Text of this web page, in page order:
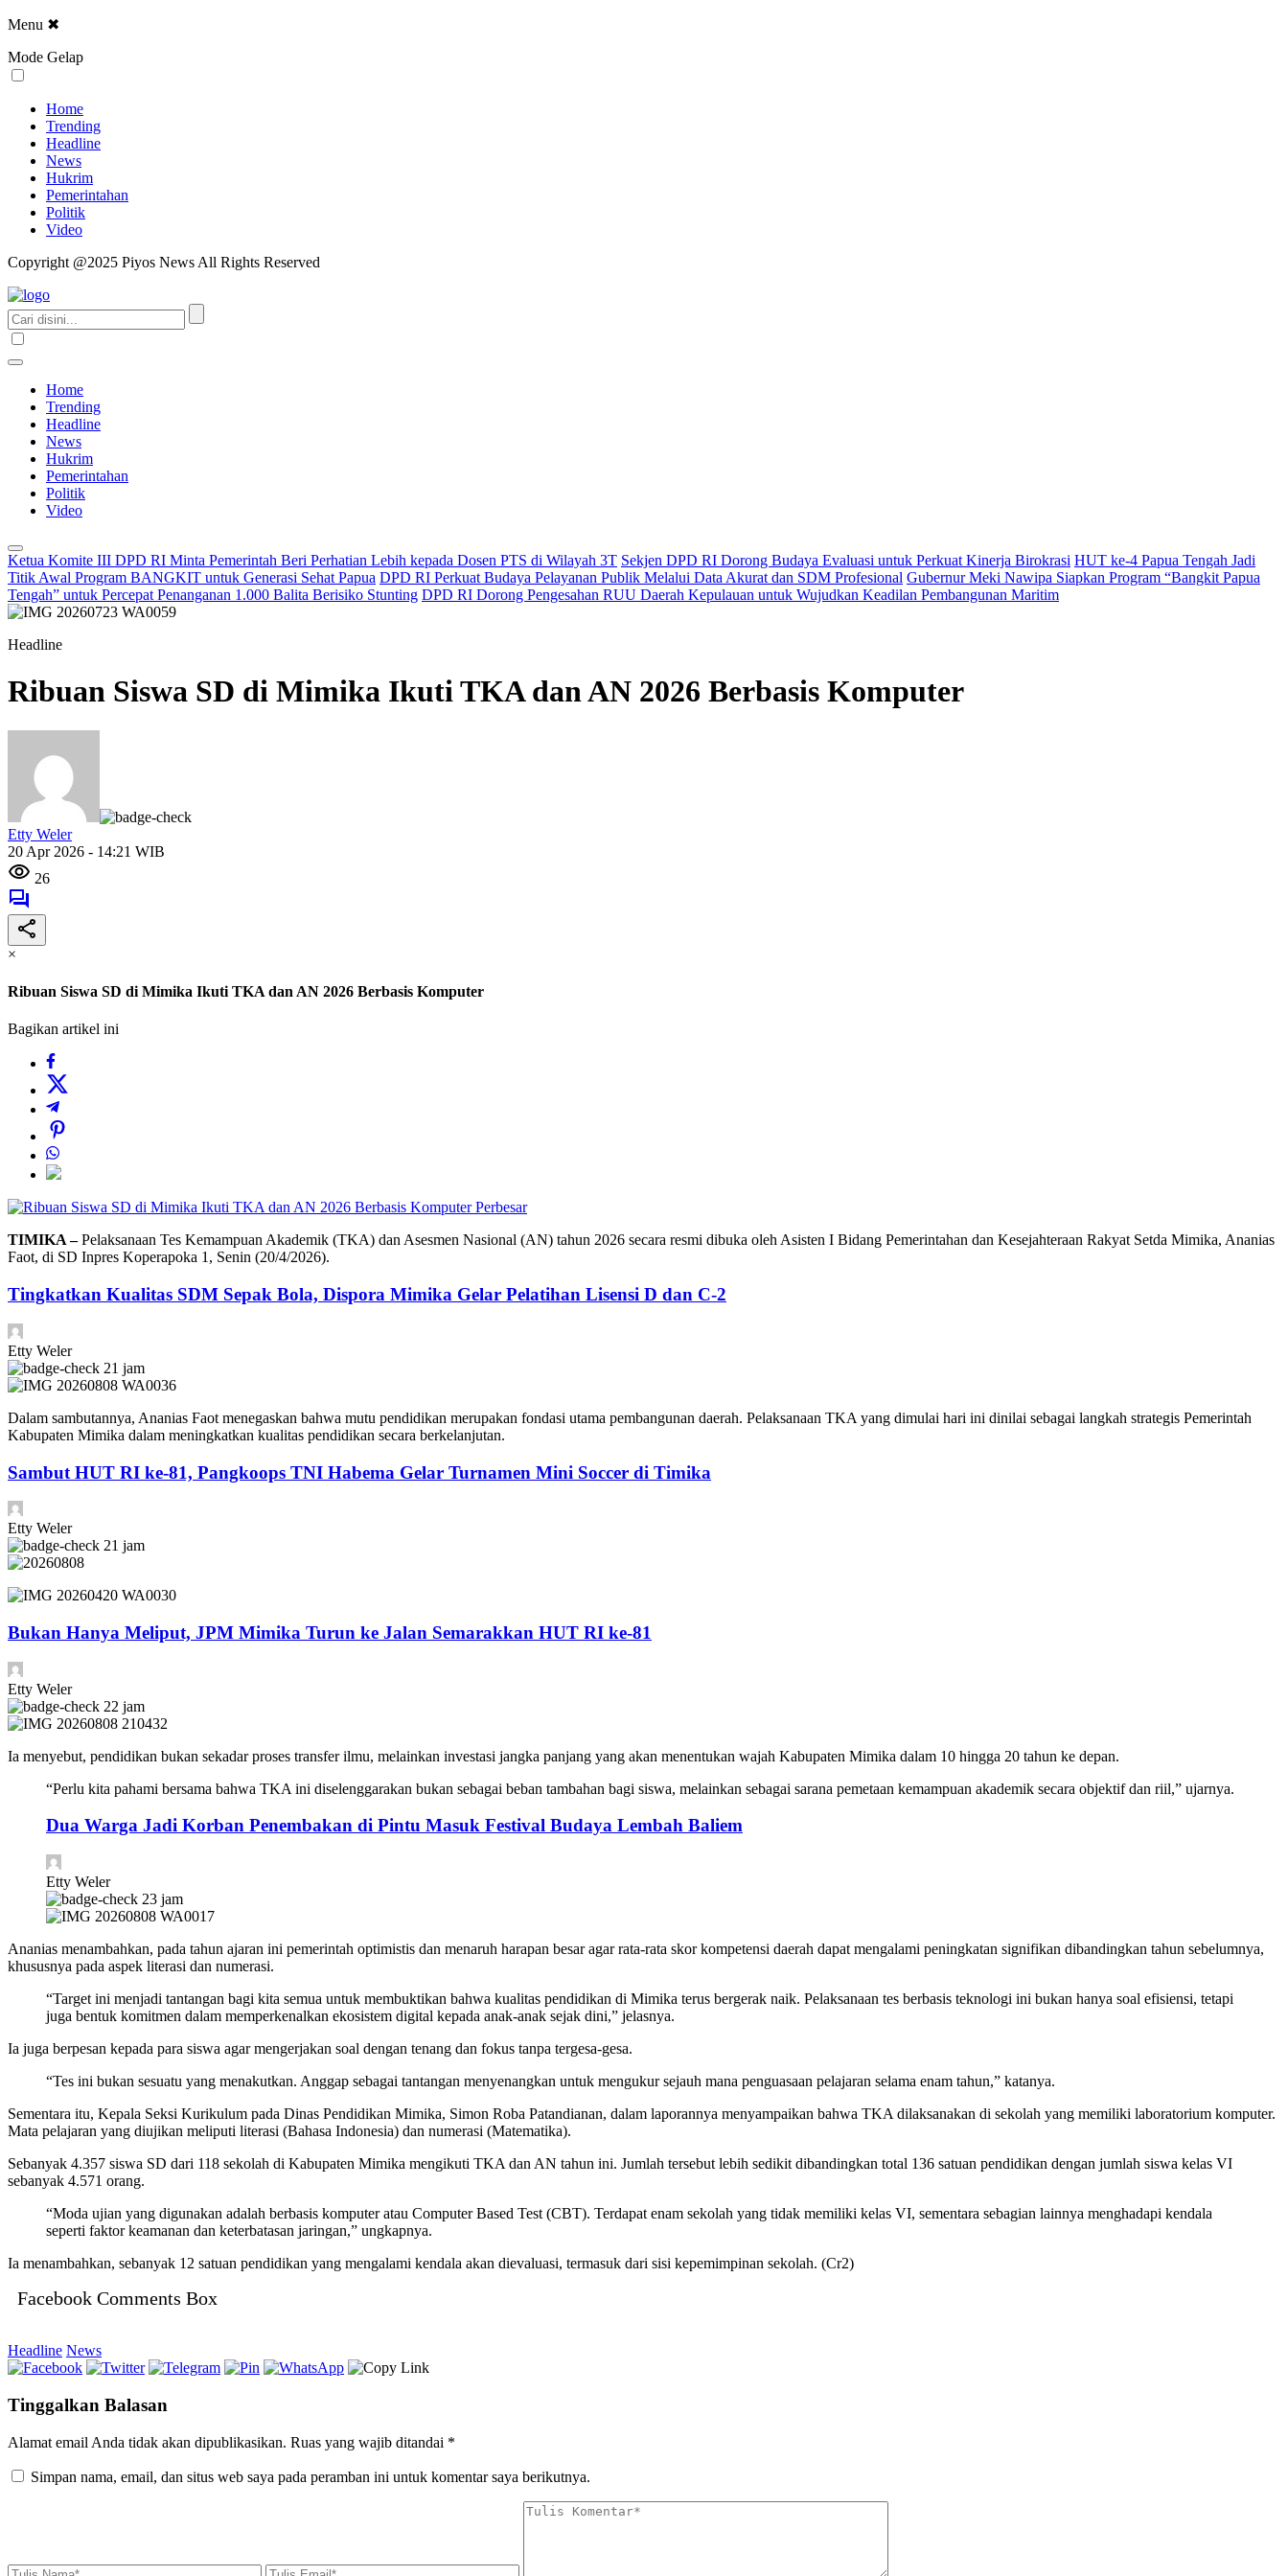
Menu ✖
Mode Gelap
Home
Trending
Headline
News
Hukrim
Pemerintahan
Politik
Video
Copyright @2025 Piyos News All Rights Reserved
Home
Trending
Headline
News
Hukrim
Pemerintahan
Politik
Video
Ketua Komite III DPD RI Minta Pemerintah Beri Perhatian Lebih kepada Dosen PTS di Wilayah 3T Sekjen DPD RI Dorong Budaya Evaluasi untuk Perkuat Kinerja Birokrasi HUT ke-4 Papua Tengah Jadi
Titik Awal Program BANGKIT untuk Generasi Sehat Papua DPD RI Perkuat Budaya Pelayanan Publik Melalui Data Akurat dan SDM Profesional Gubernur Meki Nawipa Siapkan Program “Bangkit Papua
Tengah” untuk Percepat Penanganan 1.000 Balita Berisiko Stunting DPD RI Dorong Pengesahan RUU Daerah Kepulauan untuk Wujudkan Keadilan Pembangunan Maritim
Headline
Ribuan Siswa SD di Mimika Ikuti TKA dan AN 2026 Berbasis Komputer
Etty Weler
20 Apr 2026 - 14:21 WIB
26
×
Ribuan Siswa SD di Mimika Ikuti TKA dan AN 2026 Berbasis Komputer
Bagikan artikel ini
Perbesar
TIMIKA –Pelaksanaan Tes Kemampuan Akademik (TKA) dan Asesmen Nasional (AN) tahun 2026 secara resmi dibuka oleh Asisten I Bidang Pemerintahan dan Kesejahteraan Rakyat Setda Mimika, Ananias
Faot, di SD Inpres Koperapoka 1, Senin (20/4/2026).
Tingkatkan Kualitas SDM Sepak Bola, Dispora Mimika Gelar Pelatihan Lisensi D dan C-2
Etty Weler
21 jam
Dalam sambutannya, Ananias Faot menegaskan bahwa mutu pendidikan merupakan fondasi utama pembangunan daerah. Pelaksanaan TKA yang dimulai hari ini dinilai sebagai langkah strategis Pemerintah
Kabupaten Mimika dalam meningkatkan kualitas pendidikan secara berkelanjutan.
Sambut HUT RI ke-81, Pangkoops TNI Habema Gelar Turnamen Mini Soccer di Timika
Etty Weler
21 jam
Bukan Hanya Meliput, JPM Mimika Turun ke Jalan Semarakkan HUT RI ke-81
Etty Weler
22 jam
Ia menyebut, pendidikan bukan sekadar proses transfer ilmu, melainkan investasi jangka panjang yang akan menentukan wajah Kabupaten Mimika dalam 10 hingga 20 tahun ke depan.
“Perlu kita pahami bersama bahwa TKA ini diselenggarakan bukan sebagai beban tambahan bagi siswa, melainkan sebagai sarana pemetaan kemampuan akademik secara objektif dan riil,” ujarnya.
Dua Warga Jadi Korban Penembakan di Pintu Masuk Festival Budaya Lembah Baliem
Etty Weler
23 jam
Ananias menambahkan, pada tahun ajaran ini pemerintah optimistis dan menaruh harapan besar agar rata-rata skor kompetensi daerah dapat mengalami peningkatan signifikan dibandingkan tahun sebelumnya,
khususnya pada aspek literasi dan numerasi.
“Target ini menjadi tantangan bagi kita semua untuk membuktikan bahwa kualitas pendidikan di Mimika terus bergerak naik. Pelaksanaan tes berbasis teknologi ini bukan hanya soal efisiensi, tetapi
juga bentuk komitmen dalam memperkenalkan ekosistem digital kepada anak-anak sejak dini,” jelasnya.
Ia juga berpesan kepada para siswa agar mengerjakan soal dengan tenang dan fokus tanpa tergesa-gesa.
“Tes ini bukan sesuatu yang menakutkan. Anggap sebagai tantangan menyenangkan untuk mengukur sejauh mana penguasaan pelajaran selama enam tahun,” katanya.
Sementara itu, Kepala Seksi Kurikulum pada Dinas Pendidikan Mimika, Simon Roba Patandianan, dalam laporannya menyampaikan bahwa TKA dilaksanakan di sekolah yang memiliki laboratorium komputer.
Mata pelajaran yang diujikan meliputi literasi (Bahasa Indonesia) dan numerasi (Matematika).
Sebanyak 4.357 siswa SD dari 118 sekolah di Kabupaten Mimika mengikuti TKA dan AN tahun ini. Jumlah tersebut lebih sedikit dibandingkan total 136 satuan pendidikan dengan jumlah siswa kelas VI
sebanyak 4.571 orang.
“Moda ujian yang digunakan adalah berbasis komputer atau Computer Based Test (CBT). Terdapat enam sekolah yang tidak memiliki kelas VI, sementara sebagian lainnya menghadapi kendala
seperti faktor keamanan dan keterbatasan jaringan,” ungkapnya.
Ia menambahkan, sebanyak 12 satuan pendidikan yang mengalami kendala akan dievaluasi, termasuk dari sisi kepemimpinan sekolah. (Cr2)
Facebook Comments Box
Headline News
Tinggalkan Balasan
Alamat email Anda tidak akan dipublikasikan. Ruas yang wajib ditandai *
Simpan nama, email, dan situs web saya pada peramban ini untuk komentar saya berikutnya.